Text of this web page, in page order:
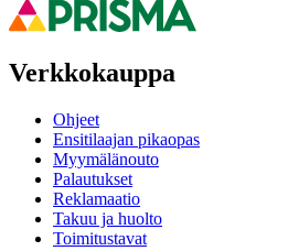
Verkkokauppa
Ohjeet
Ensitilaajan pikaopas
Myymälänouto
Palautukset
Reklamaatio
Takuu ja huolto
Toimitustavat